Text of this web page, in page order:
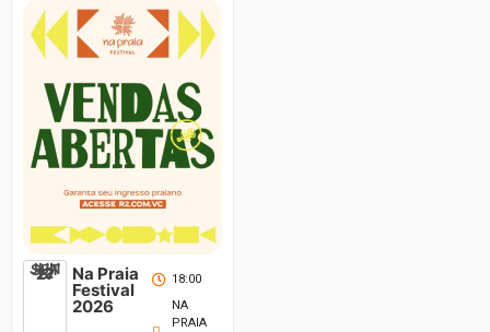
12
JUN
27
SET Na Praia
Festival
2026
18:00
NA
PRAIA